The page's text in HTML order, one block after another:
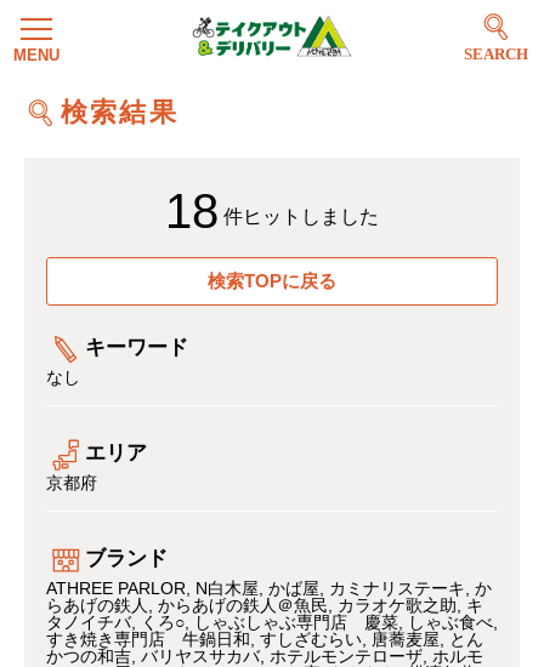
SEARCH
検索結果
18 件ヒットしました
検索TOPに戻る
キーワード
なし
エリア
京都府
ブランド
ATHREE PARLOR N白木屋 かば屋 カミナリステーキ か
らあげの鉄人
からあげの鉄人＠魚民 カラオケ歌之助
キ
タノイチバ
くろ○ しゃぶしゃぶ専門店 慶菜
しゃぶ食べ
すき焼き専門店 牛鍋日和 すしざむらい 唐蕎麦屋
とん
かつの和吉 バリヤスサカバ ホテルモンテローザ ホルモ